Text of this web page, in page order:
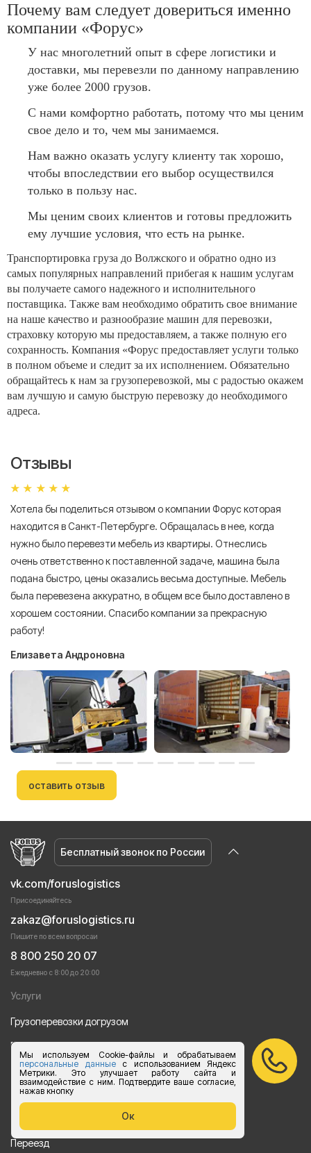
Мы используем Cookie-файлы и обрабатываем
персональные данныес использованием Яндекс
Метрики. Это улучшает работу сайта и
взаимодействие с ним. Подтвердите ваше согласие,
нажав кнопку
Ок
Почему вам следует довериться именно
компании «Форус»
У нас многолетний опыт в сфере логистики и
доставки, мы перевезли по данному направлению
уже более 2000 грузов.
С нами комфортно работать, потому что мы ценим
свое дело и то, чем мы занимаемся.
Нам важно оказать услугу клиенту так хорошо,
чтобы впоследствии его выбор осуществился
только в пользу нас.
Мы ценим своих клиентов и готовы предложить
ему лучшие условия, что есть на рынке.
Транспортировка груза до Волжского и обратно одно из
самых популярных направлений прибегая к нашим услугам
вы получаете самого надежного и исполнительного
поставщика. Также вам необходимо обратить свое внимание
на наше качество и разнообразие машин для перевозки,
страховку которую мы предоставляем, а также полную его
сохранность. Компания «Форус предоставляет услуги только
в полном объеме и следит за их исполнением. Обязательно
обращайтесь к нам за грузоперевозкой, мы с радостью окажем
вам лучшую и самую быструю перевозку до необходимого
адреса.
Отзывы
Хотела бы поделиться отзывом о компании Форус которая
находится в Санкт-Петербурге. Обращалась в нее, когда
нужно было перевезти мебель из квартиры. Отнеслись
очень ответственно к поставленной задаче, машина была
подана быстро, цены оказались весьма доступные. Мебель
была перевезена аккуратно, в общем все было доставлено в
хорошем состоянии. Спасибо компании за прекрасную
работу!
Елизавета Андроновна
оставить отзыв
Бесплатный звонок по России
vk.com/foruslogistics
Присоединяйтесь
zakaz@foruslogistics.ru
Пишите по всем вопросаи
8 800 250 20 07
Ежедневно с 8:00 до 20:00
Услуги
Грузоперевозки догрузом
Перевозки груза автотранспортом
Перевозки строительных материалов
Перевозка оборудования
Перевозка продуктов питания
Переезд